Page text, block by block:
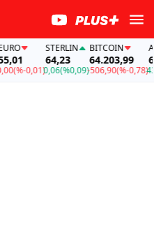
(%-0,01)
STERLIN
64,23
0,06(%0,09)
BITCOIN
64.203,99
-506,90(%-0,78)